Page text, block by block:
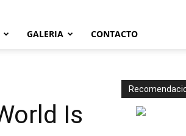
GALERIA CONTACTO
Is